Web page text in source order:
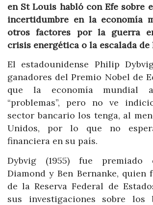
en St Louis habló con Efe sobre
incertidumbre en la economía
otros factores por la guerra
crisis energética o la escalada
El estadounidense Philip
ganadores del Premio Nobel de
que la economía mundial
“problemas”, pero no ve
sector bancario los tenga, al
Unidos, por lo que no
financiera en su país.
Dybvig (1955) fue premiado
Diamond y Ben Bernanke, quien
de la Reserva Federal de
sus investigaciones sobre los